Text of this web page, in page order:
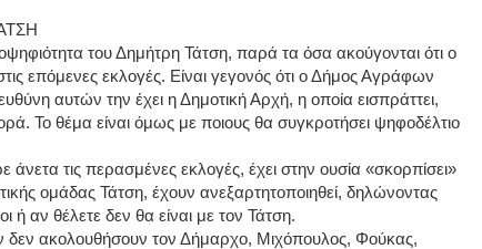
του Δημήτρη Τάτση, παρά τα όσα ακούγονται ότι ο
επόμενες εκλογές. Είναι γεγονός ότι ο Δήμος Αγράφων
αυτών την έχει η Δημοτική Αρχή, η οποία εισπράττει,
Το θέμα είναι όμως με ποιους θα συγκροτήσει ψηφοδέλτιο
τις περασμένες εκλογές, έχει στην ουσία «σκορπίσει»
ομάδας Τάτση, έχουν ανεξαρτητοποιηθεί, δηλώνοντας
ή αν θέλετε δεν θα είναι με τον Τάτση.
ακολουθήσουν τον Δήμαρχο, Μιχόπουλος, Φούκας,